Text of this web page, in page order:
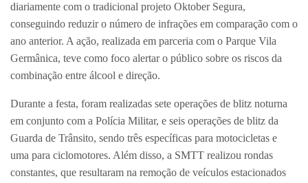
diariamente com o tradicional projeto Oktober Segura,
conseguindo reduzir o número de infrações em comparação com o
ano anterior. A ação, realizada em parceria com o Parque Vila
Germânica, teve como foco alertar o público sobre os riscos da
combinação entre álcool e direção.
Durante a festa, foram realizadas sete operações de blitz noturna
em conjunto com a Polícia Militar, e seis operações de blitz da
Guarda de Trânsito, sendo três específicas para motocicletas e
uma para ciclomotores. Além disso, a SMTT realizou rondas
constantes, que resultaram na remoção de veículos estacionados